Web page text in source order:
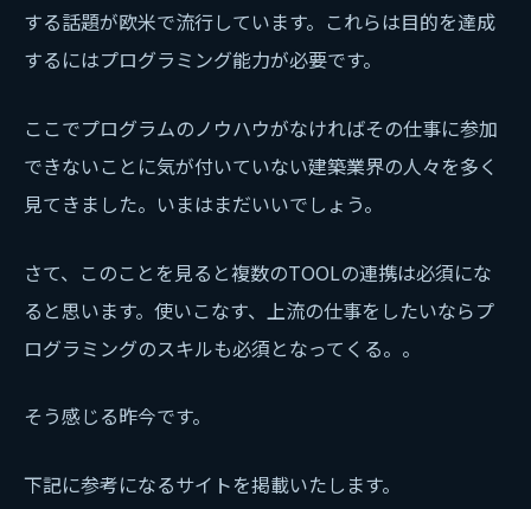
する話題が欧米で流行しています。これらは目的を達成
するにはプログラミング能力が必要です。
ここでプログラムのノウハウがなければその仕事に参加
できないことに気が付いていない建築業界の人々を多く
見てきました。いまはまだいいでしょう。
さて、このことを見ると複数のTOOLの連携は必須にな
ると思います。使いこなす、上流の仕事をしたいならプ
ログラミングのスキルも必須となってくる。。
そう感じる昨今です。
下記に参考になるサイトを掲載いたします。